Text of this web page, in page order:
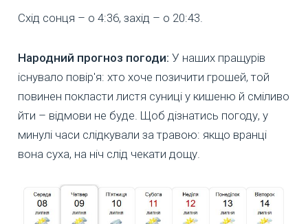
Схід сонця – о 4:36, захід – о 20:43.
Народний прогноз погоди: У наших пращурів
існувало повір'я: хто хоче позичити грошей, той
повинен покласти листя суниці у кишеню й сміливо
йти – відмови не буде. Щоб дізнатись погоду, у
минулі часи слідкували за травою: якщо вранці
вона суха, на ніч слід чекати дощу.